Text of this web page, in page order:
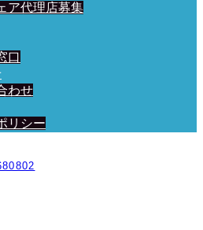
ア代理店募集
口
わせ
リシー